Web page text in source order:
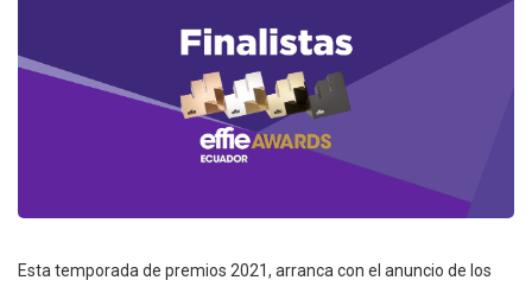
Esta temporada de premios 2021, arranca con el anuncio de los